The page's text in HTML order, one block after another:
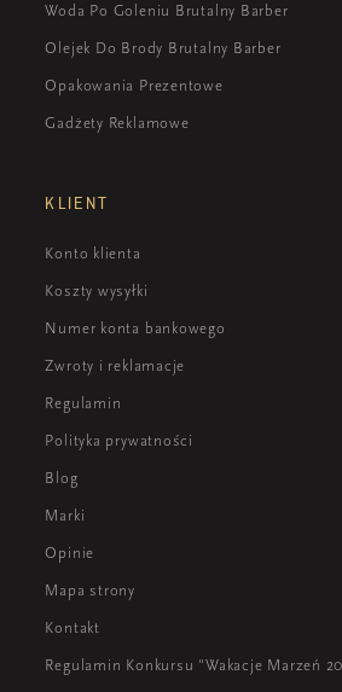
Woda Po Goleniu Brutalny Barber
Olejek Do Brody Brutalny Barber
Opakowania Prezentowe
Gadżety Reklamowe
KLIENT
Konto klienta
Koszty wysyłki
Numer konta bankowego
Zwroty i reklamacje
Regulamin
Polityka prywatności
Blog
Marki
Opinie
Mapa strony
Kontakt
Regulamin Konkursu "Wakacje Marzeń